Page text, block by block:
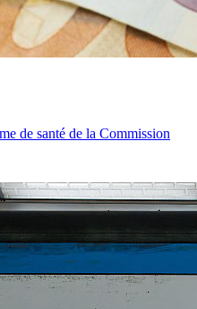
de santé de la Commission